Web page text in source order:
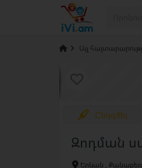
Այլ
Ընդգծել
Զոդման
Երևան , Քանաքեռ